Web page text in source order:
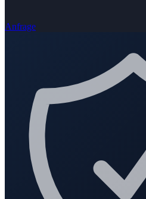
Anfrage